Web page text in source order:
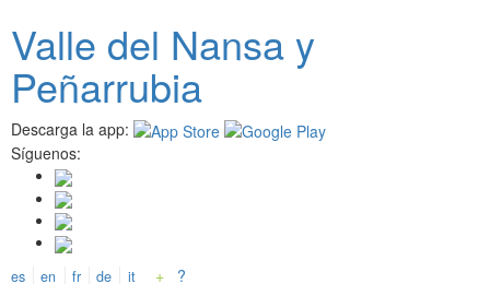
contenido
principal
Valle del Nansay
Peñarrubia
Descarga la app:
Síguenos:
es en fr de it +
?